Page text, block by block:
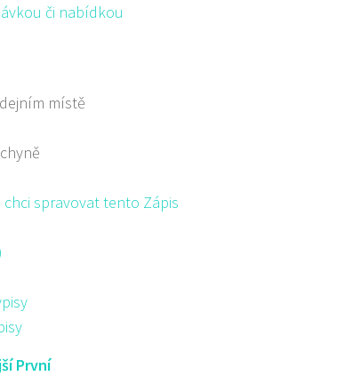
či nabídkou
místě
chci spravovat tento Zápis
První